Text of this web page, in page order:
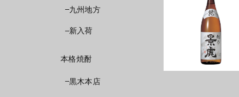
九州地方
新入荷
本格焼酎
黒木本店